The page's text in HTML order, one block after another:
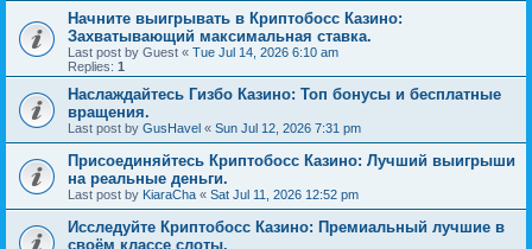
Начните выигрывать в Криптобосс Казино:
Захватывающий максимальная ставка.
Last post by Guest « Tue Jul 14, 2026 6:10 am
Replies: 1
Наслаждайтесь Гизбо Казино: Топ бонусы и бесплатные
вращения.
Last post by GusHavel « Sun Jul 12, 2026 7:31 pm
Присоединяйтесь Криптобосс Казино: Лучший выигрыши
на реальные деньги.
Last post by KiaraCha « Sat Jul 11, 2026 12:52 pm
Исследуйте Криптобосс Казино: Премиальный лучшие в
своём классе слоты.